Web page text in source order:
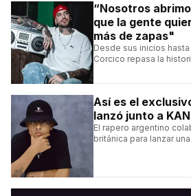
“Nosotros
que la gente
más de zapas"
Desde sus inicios
Corcico repasa la
Así es el
lanzó junto a
El rapero argentino
británica para lanzar